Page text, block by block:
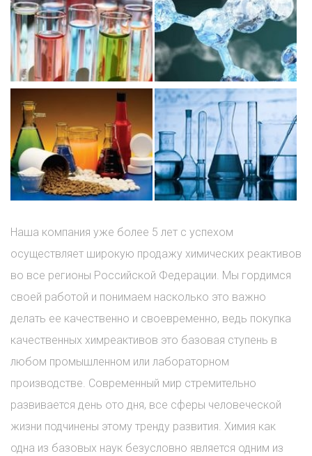
Наша компания уже более 5 лет с успехом
осуществляет широкую продажу химических реактивов
во все регионы Российской Федерации. Мы гордимся
своей работой и понимаем насколько это важно
делать ее качественно и своевременно, ведь покупка
качественных химреактивов это базовая ступень в
любом промышленном или лабораторном
производстве. Современный мир стремительно
развивается день ото дня, все сферы человеческой
жизни подчинены этому тренду развития. Химия как
одна из базовых наук безусловно является одним из